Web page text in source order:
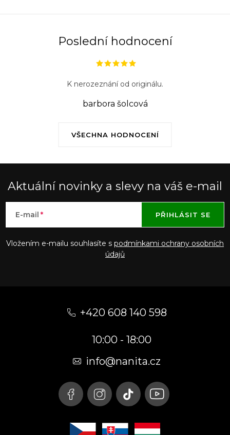
Poslední hodnocení
VŠECHNA HODNOCENÍ
K nerozeznání od originálu.
barbora šolcová
Aktuální novinky a slevy na váš e-mail
E-mail
Vložením e-mailu souhlasíte s podmínkami ochrany osobních
údajů
PŘIHLÁSIT SE
+420 608 140 598
10:00 - 18:00
info@nanita.cz